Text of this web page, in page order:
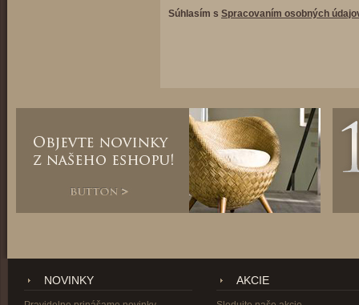
Súhlasím s Spracovaním osobných
NOVINKY AKCIE